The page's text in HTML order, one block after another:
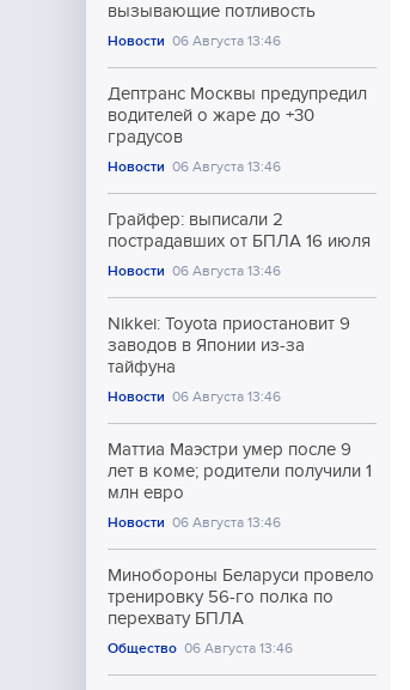
вызывающие потливость
Новости 06 Августа 13:46
Дептранс Москвы предупредил
водителей о жаре до +30
градусов
Новости 06 Августа 13:46
Грайфер: выписали 2
пострадавших от БПЛА 16 июля
Новости 06 Августа 13:46
Nikkei: Toyota приостановит 9
заводов в Японии из-за
тайфуна
Новости 06 Августа 13:46
Маттиа Маэстри умер после 9
лет в коме; родители получили 1
млн евро
Новости 06 Августа 13:46
Минобороны Беларуси провело
тренировку 56-го полка по
перехвату БПЛА
Общество 06 Августа 13:46